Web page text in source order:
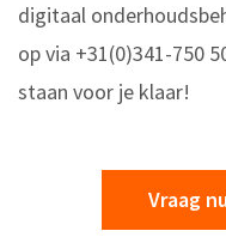
digitaal
op via +31(0)341-750
staan voor je klaar!
Vraag